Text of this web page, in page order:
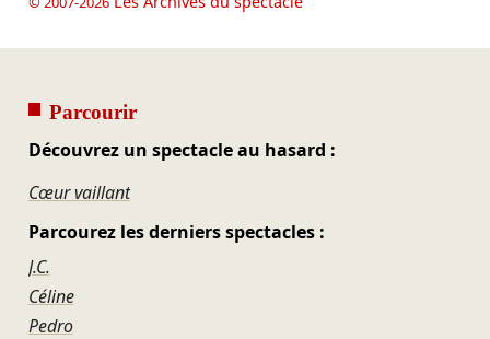
Parcourir
Découvrez un spectacle au hasard :
Cœur vaillant
Parcourez les derniers spectacles :
J.C.
Céline
Pedro